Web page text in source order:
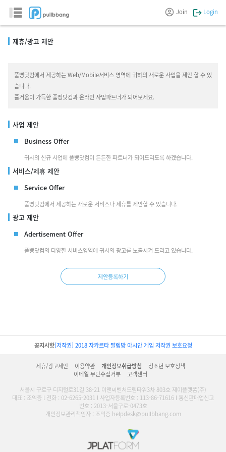
Join Login
제휴/광고 제안
풀빵닷컴에서 제공하는 Web/Mobile서비스 영역에 귀하의 새로운 사업을 제안 할 수 있
습니다.
즐거움이 가득한 풀빵닷컴과 온라인 사업파트너가 되어보세요.
사업 제안
Business Offer
귀사의 신규 사업에 풀빵닷컴이 든든한 파트너가 되어드리도록 하겠습니다.
서비스/제휴 제안
Service Offer
풀빵닷컴에서 제공하는 새로운 서비스나 제휴를 제안할 수 있습니다.
광고 제안
Adertisement Offer
풀빵닷컴의 다양한 서비스영역에 귀사의 광고를 노출시켜 드리고 있습니다.
제안등록하기
공지사항[저작권] 2018 자카르타 팔렘방 아시안 게임 저작권 보호요청
제휴/광고제안 이용약관 개인정보취급방침
청소년 보호정책
이메일 무단수집거부
고객센터
서울시 구로구 디지털로31길 38-21 이앤씨벤처드림타워3차 803호 제이플랫폼(주)
대표 : 조익증 l 전화 : 02-6265-2031 l 사업자등록번호 : 113-86-71616 l 통신판매업신고
번호 : 2013-서울구로-0473호
개인정보관리책임자 : 조익증 helpdesk@pullbbang.com